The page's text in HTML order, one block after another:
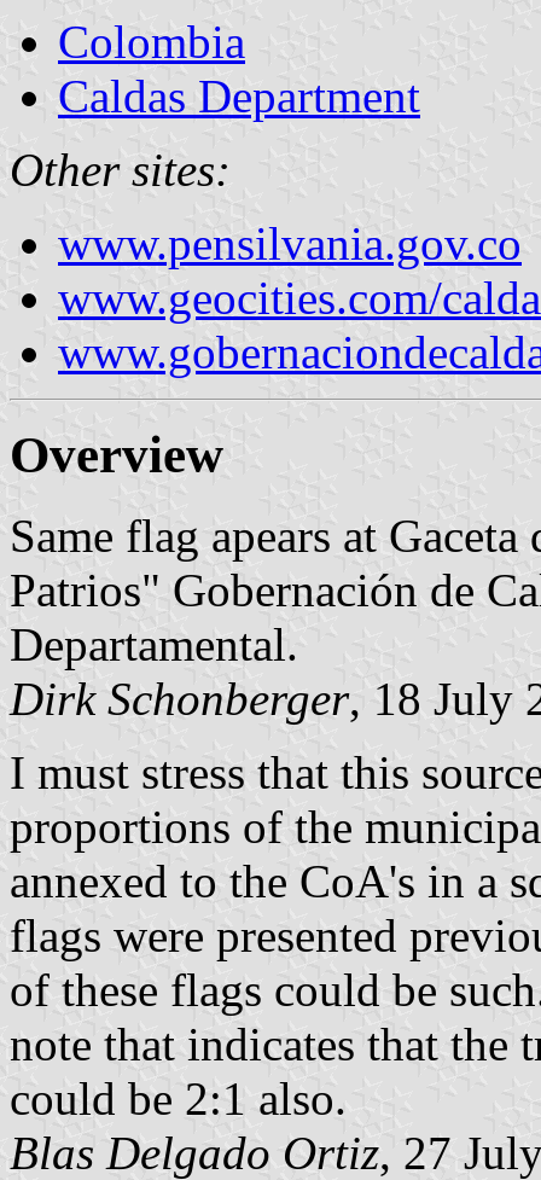
Colombia
Caldas Department
Other sites:
www.pensilvania.gov.co
www.geocities.com/
Overview
Same flag apears at
Patrios" Gobernación de
Departamental.
Dirk Schonberger, 18 July
I must stress that this
proportions of the
annexed to the CoA's in a
flags were presented
of these flags could be
note that indicates that the
could be 2:1 also.
Blas Delgado Ortiz, 27